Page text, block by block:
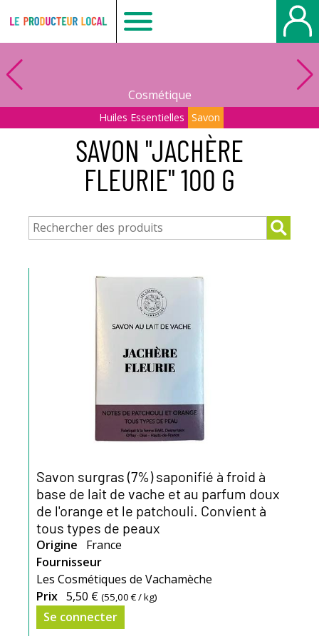
Le
local
-
Beauvais
Cosmétique
Huiles Essentielles Savon
SAVON "JACHÈRE
FLEURIE" 100 G
Savon surgras (7%) saponifié à froid à
base de lait de vache et au parfum doux
de l'orange et le patchouli. Convient à
tous types de peaux
Origine
France
Fournisseur
Les Cosmétiques de Vachamèche
Prix 5,50 € (55,00 €/ kg)
Se connecter